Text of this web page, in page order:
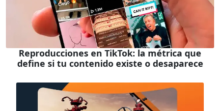
Reproducciones en TikTok: la métrica que
define si tu contenido existe o desaparece